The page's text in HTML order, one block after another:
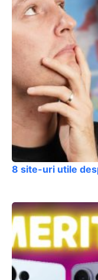
8 site-uri utile